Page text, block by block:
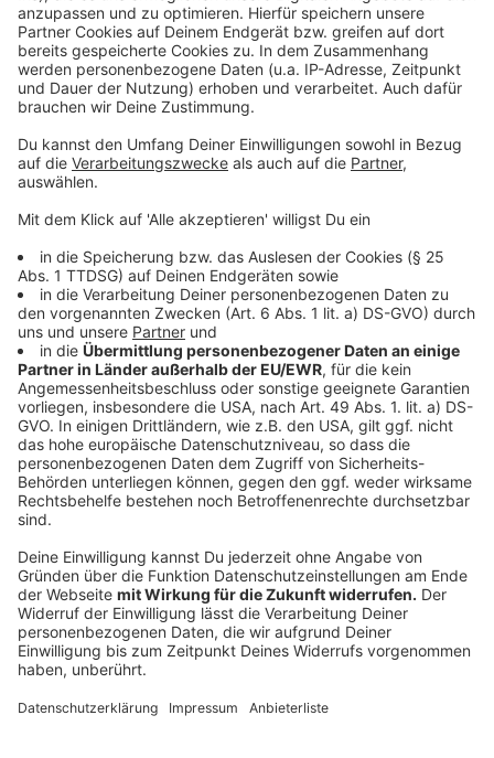
langsamer, wenn viele Asiatische Hornissen in der
Umgebung vorhanden sind. Der genaue Grund dafür sei
noch nicht bekannt, sagte O'Shea-Weller. Es liege aber
nahe, dass die Hornissen den Erfolg der Hummelvölker
verminderten, etwa weil die Abwehr der Angriffe sehr
viel Energie koste.
Anzeige
Für die Studie platzierten die Forscher zwölf
kommerziell gezüchtete Hummelvölker an zwölf
Standorten in der spanischen Provinz Pontevedra an
Stellen mit unterschiedlicher dichter Präsenz
Asiatischer Hornissen. Die Hummelnester wurden alle
zwei Tage gewogen, um das Wachstum festzustellen.
Anzeige
NABU ruft auf, Asiatische Hornissen zu
melden
Anzeige
"Bei der Asiatischen Hornisse haben Naturfreunde die
Anfang an zu verfolgen und mit eigenen